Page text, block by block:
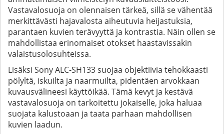
Vastavalosuoja on olennaisen tärkeä, sillä se vähentää
merkittävästi hajavalosta aiheutuvia heijastuksia,
parantaen kuvien terävyyttä ja kontrastia. Näin ollen se
mahdollistaa erinomaiset otokset haastavissakin
valaistusolosuhteissa.
Lisäksi Sony ALC-SH133 suojaa objektiivia tehokkaasti
pölyltä, iskuilta ja naarmuilta, pidentäen arvokkaan
kuvausvälineesi käyttöikää. Tämä kevyt ja kestävä
vastavalosuoja on tarkoitettu jokaiselle, joka haluaa
suojata kalustoaan ja taata parhaan mahdollisen
kuvien laadun.